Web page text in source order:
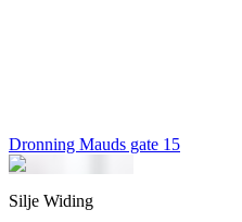
Dronning Mauds gate 15
Silje Widing